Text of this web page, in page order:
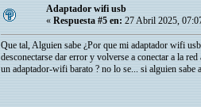
Adaptador wifi usb
« Respuesta #5 en: 27 Abril 2025,
Que tal, Alguien sabe ¿Por que mi adaptador wifi
desconectarse dar error y volverse a conectar a la
un adaptador-wifi barato ? no lo se... si alguien sabe